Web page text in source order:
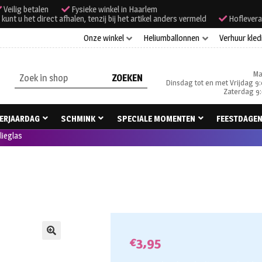
Veilig betalen
Fysieke winkel in Haarlem
u het direct afhalen, tenzij bij het artikel anders vermeld
Onze winkel
Heliumballonnen Verhuur
Zoeken
naar:
Dinsdag tot en met Vrijdag
Zaterdag
SCHMINK SPECIALE MOMENTEN FEESTDAGEN
€3,95